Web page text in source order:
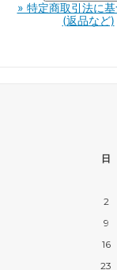
» 特定商取引法に
(返品など)
日
2
9
16
23